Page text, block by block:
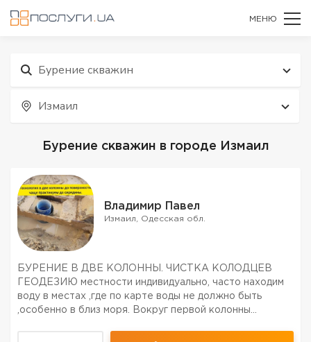
МЕНЮ
Бурение скважин
Измаил
Бурение скважин в городе Измаил
Владимир Павел
Измаил, Одесская обл.
БУРЕНИЕ В ДВЕ КОЛОННЫ. ЧИСТКА КОЛОДЦЕВ
ГЕОДЕЗИЮ местности индивидуально, часто находим
воду в местах ,где по карте воды не должно быть
,особенно в близ моря. Вокруг первой колонны